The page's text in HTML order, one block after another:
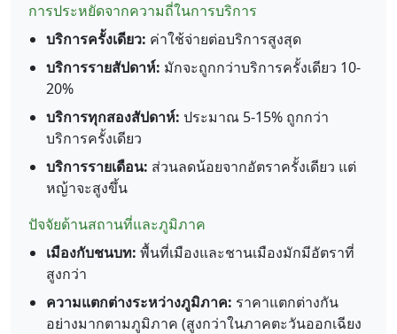
การประหยัดจากความถี่ในการบริการ
บริการครั้งเดียว: ค่าใช้จ่ายต่อบริการสูงสุด
บริการรายสัปดาห์: มักจะถูกกว่าบริการครั้งเดียว 10-
20%
บริการทุกสองสัปดาห์: ประมาณ 5-15% ถูกกว่า
บริการครั้งเดียว
บริการรายเดือน: ส่วนลดน้อยจากอัตราครั้งเดียว แต่
หญ้าจะสูงขึ้น
ปัจจัยด้านสถานที่และภูมิภาค
เมืองกับชนบท: พื้นที่เมืองและชานเมืองมักมีอัตราที่
สูงกว่า
ความแตกต่างระหว่างภูมิภาค: ราคาแตกต่างกัน
อย่างมากตามภูมิภาค (สูงกว่าในภาคตะวันออกเฉียง